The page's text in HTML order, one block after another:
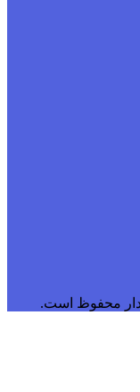
محفوظ است.